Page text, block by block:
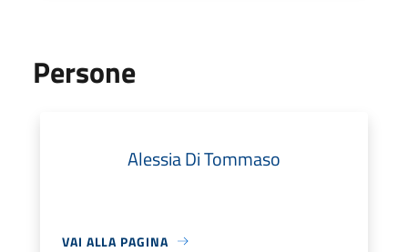
Persone
Alessia Di Tommaso
VAI ALLA PAGINA